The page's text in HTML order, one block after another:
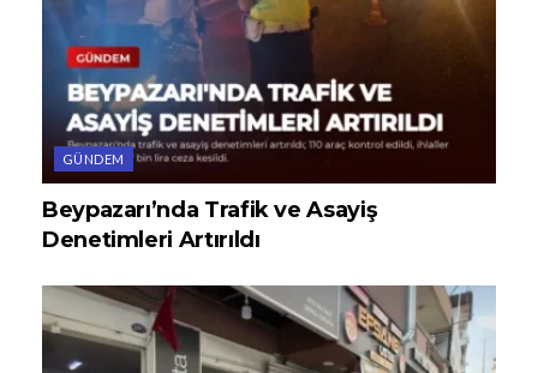
GÜNDEM
Beypazarı’nda Trafik ve Asayiş
Denetimleri Artırıldı